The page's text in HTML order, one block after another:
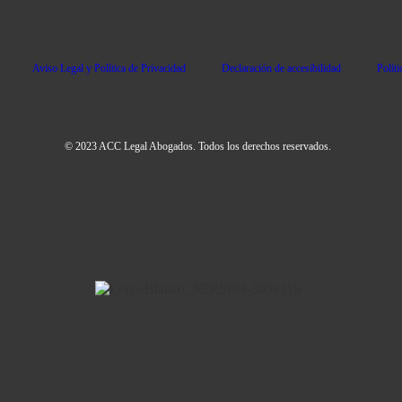
Aviso Legal y Política de Privacidad Declaración de accesibilidad
© 2023 ACC Legal Abogados. Todos los derechos reservados.